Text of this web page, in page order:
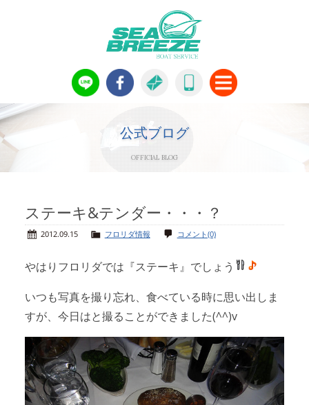
パーツ情報
Contact us
お問い合わせ
公式ブログ
OFFICIAL BLOG
ステーキ&テンダー・・・？
2012.09.15 フロリダ情報 コメント(0)
やはりフロリダでは『ステーキ』でしょう
いつも写真を撮り忘れ、食べている時に思い出しま
すが、今日はと撮ることができました(^^)v